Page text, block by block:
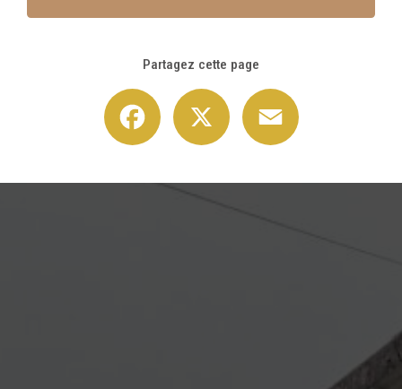
Partagez cette page
Facebook